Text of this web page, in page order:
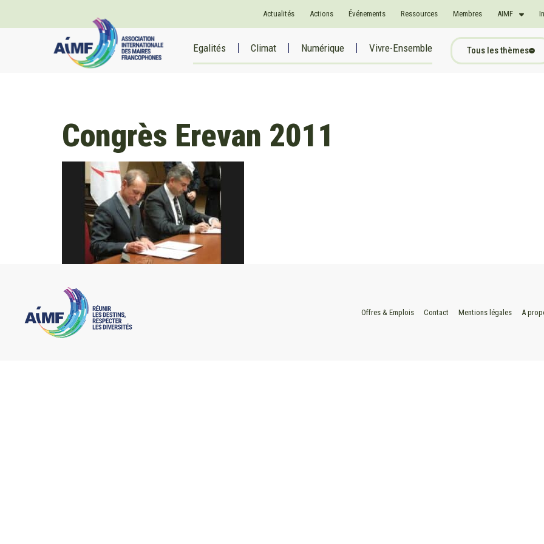
Actualités Actions Événements Ressources Membres AIMF
Egalités Climat Numérique Vivre-Ensemble Tous les thèmes
Congrès Erevan 2011
Offres & Emplois Contact Mentions légales A